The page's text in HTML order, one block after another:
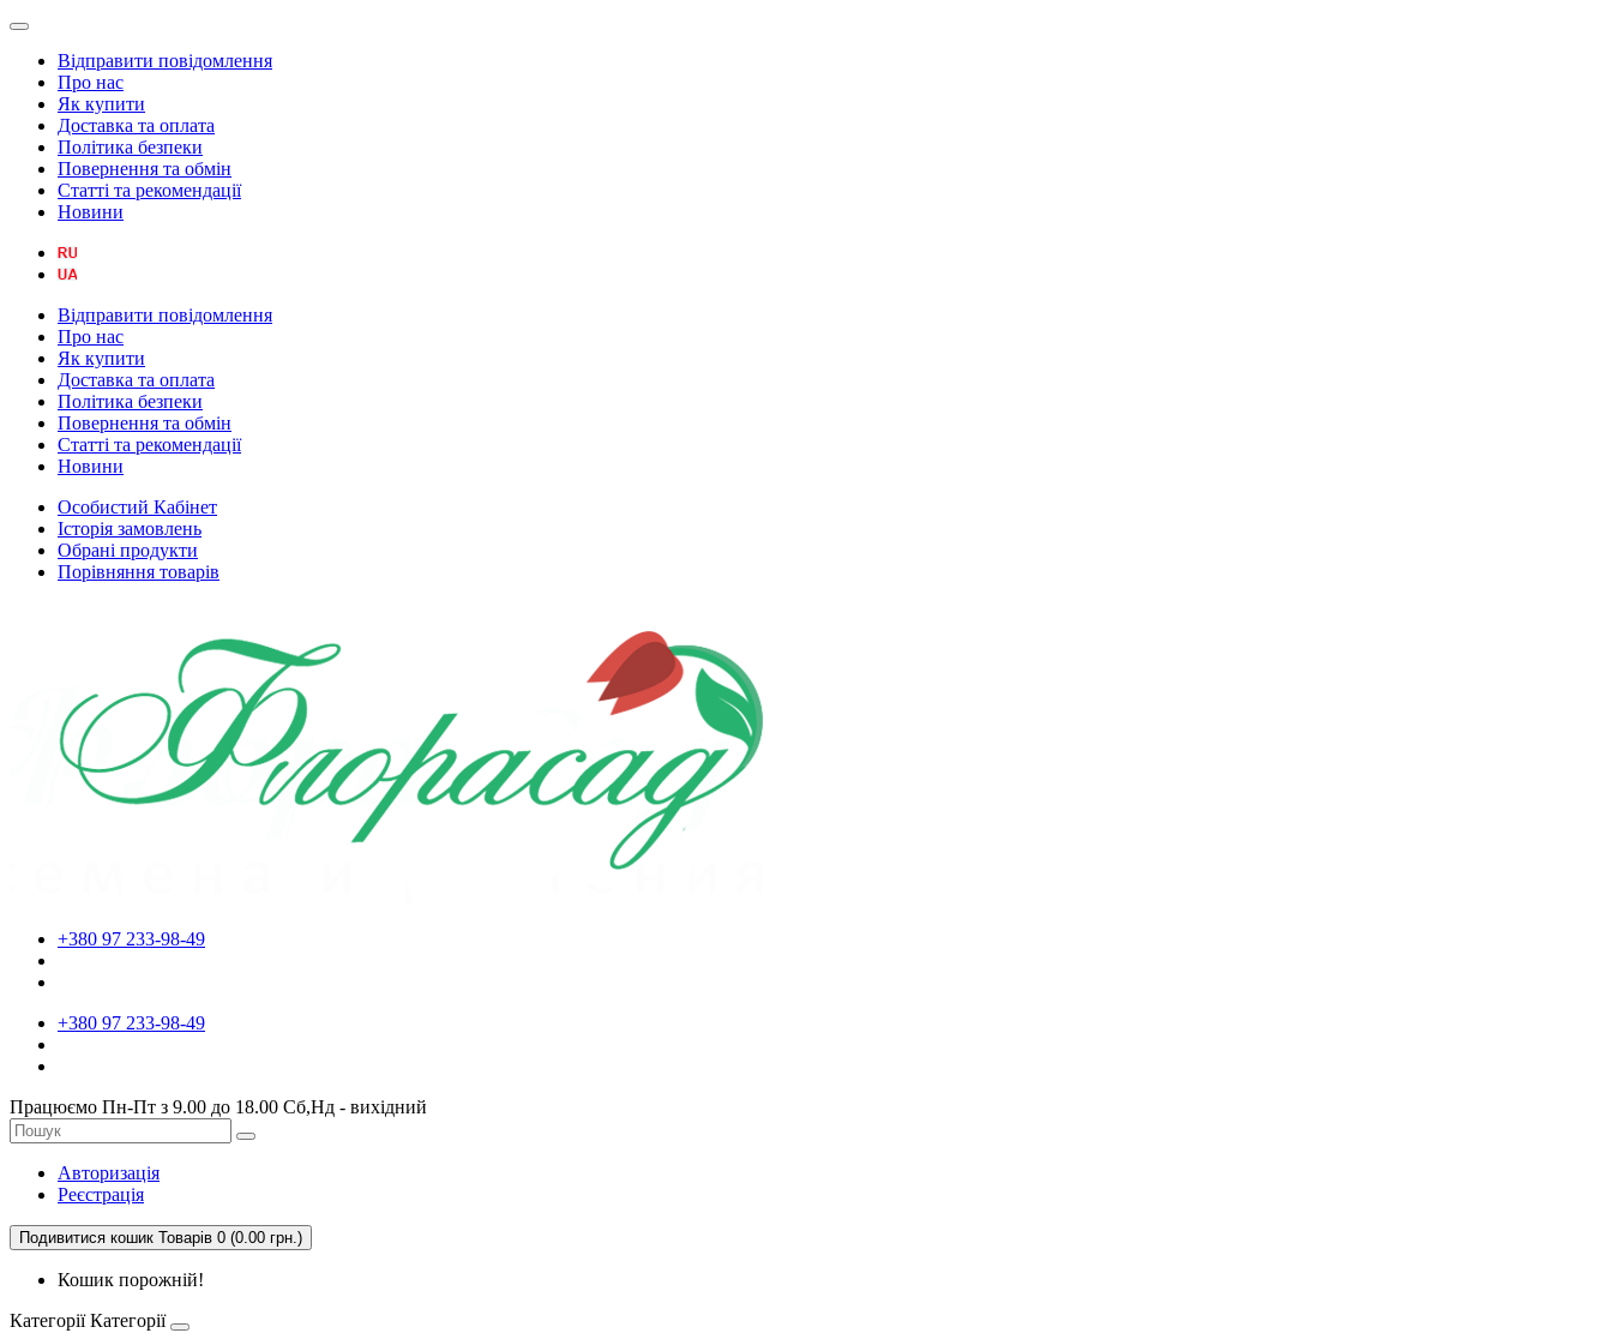
Відправити повідомлення
Про нас
Як купити
Доставка та оплата
Політика безпеки
Повернення та обмін
Статті та рекомендації
Новини
Відправити повідомлення
Про нас
Як купити
Доставка та оплата
Політика безпеки
Повернення та обмін
Статті та рекомендації
Новини
Особистий Кабінет
Історія замовлень
Обрані продукти
Порівняння товарів
+380 97 233-98-49
+380 97 233-98-49
Працюємо Пн-Пт з 9.00 до 18.00 Сб,Нд - вихідний
Авторизація
Реєстрація
Подивитися кошик Товарів 0 (0.00 грн.)
Кошик порожній!
Категорії Категорії